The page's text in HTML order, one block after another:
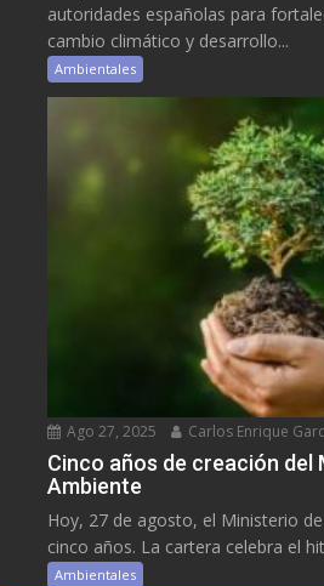
autoridades españolas para
cambio climático y desarrollo...
Ambientales
Ago 27, 2025 Carlos Enrique
Cinco años de creación del
Ambiente
Hoy, 27 de agosto, el Ministerio
cinco años. La cartera celebra el
Ambientales